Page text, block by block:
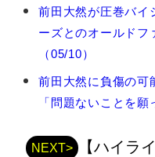
前
関
事
前田大然が圧巻バイ
ーズとのオールドフ
（05/10）
前田大然に負傷の
「問題ないことを願
NEXT>
【ハイラ